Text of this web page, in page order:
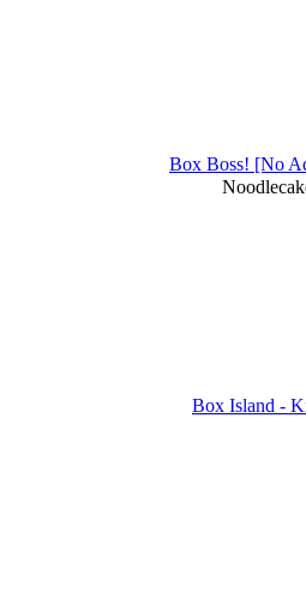
Box Boss! [No
Box Island -